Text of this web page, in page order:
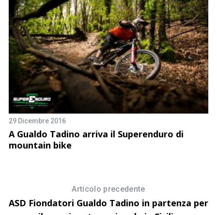
29 Dicembre 2016
A Gualdo Tadino arriva il Superenduro di
mountain bike
Articolo precedente
ASD Fiondatori Gualdo Tadino in partenza per